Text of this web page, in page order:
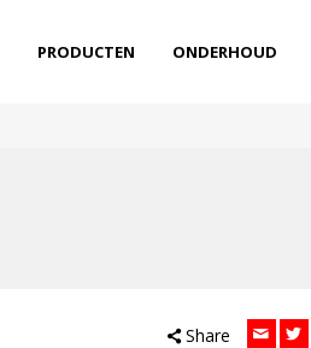
PRODUCTEN ONDERHOUD
Share